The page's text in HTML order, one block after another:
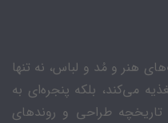
هنر و مُد و لباس، نه تنها
می‌کند، بلکه پنجره‌ای به
طراحی و روندهای